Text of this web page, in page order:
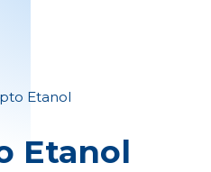
Etanol
Etanol